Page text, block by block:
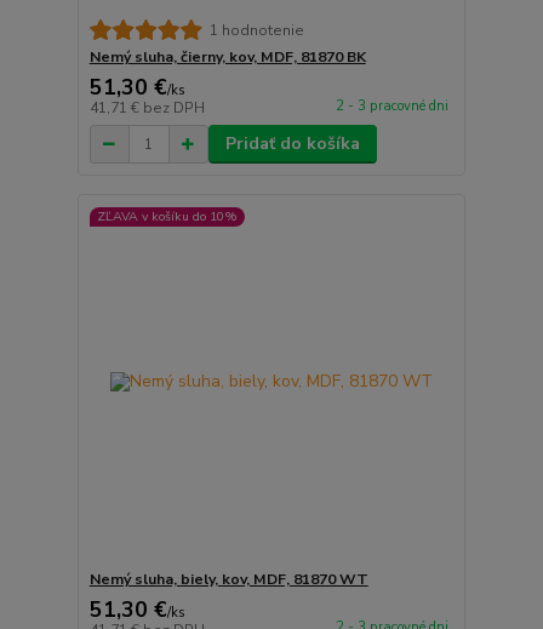
1 hodnotenie
Nemý sluha, čierny, kov, MDF, 81870 BK
51,30 €/ks
41,71 € bez DPH 2 - 3 pracovné dni
Pridať do košíka
ZĽAVA v košíku do 10%
Nemý sluha, biely, kov, MDF, 81870 WT
51,30 €/ks